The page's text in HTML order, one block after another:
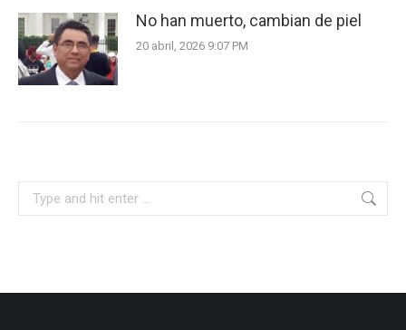
No han muerto, cambian de piel
20 abril, 2026 9:07 PM